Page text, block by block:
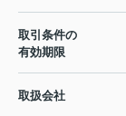
取引条件の
有効期限
取扱会社